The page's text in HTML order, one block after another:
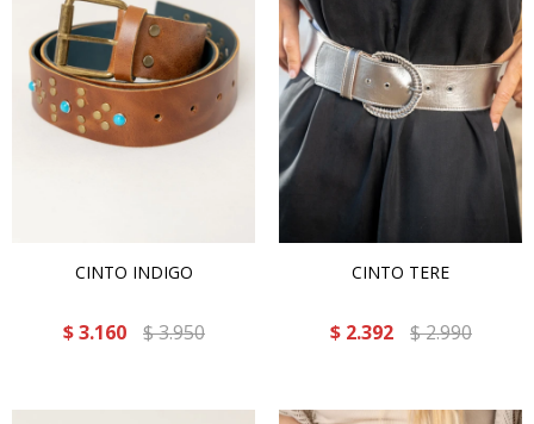
CINTO INDIGO
$ 3.160 $3.950
CINTO TERE
$ 2.392 $2.990